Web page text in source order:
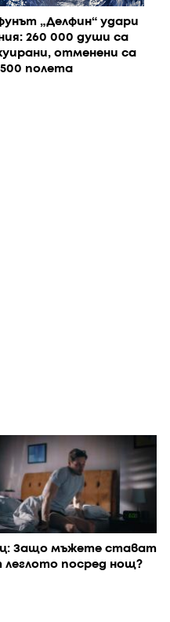
„Делфин“ удари
260 000 души са
отменени са
полета
Защо мъжете стават
леглото посред нощ?